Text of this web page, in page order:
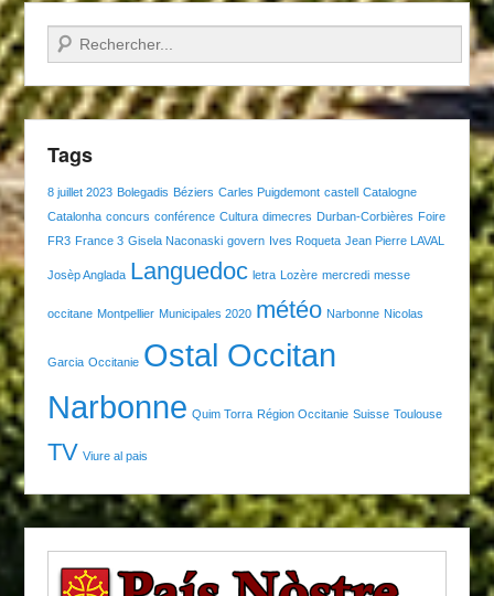
Recherche
Tags
8 juillet 2023 Bolegadis Béziers Carles Puigdemont castell Catalogne
Catalonha concurs conférence Cultura dimecres Durban-Corbières Foire
FR3 France 3 Gisela Naconaski govern Ives Roqueta Jean Pierre LAVAL
Josèp Anglada Languedoc letra Lozère mercredi messe
occitane Montpellier Municipales 2020 météo Narbonne Nicolas
Garcia Occitanie Ostal Occitan
Narbonne Quim Torra Région Occitanie Suisse Toulouse
TV Viure al pais